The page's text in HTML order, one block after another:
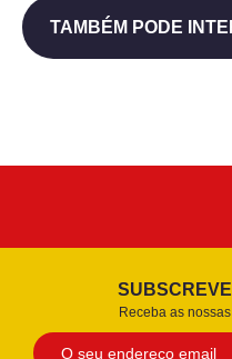
TAMBÉM PODE
Receba as